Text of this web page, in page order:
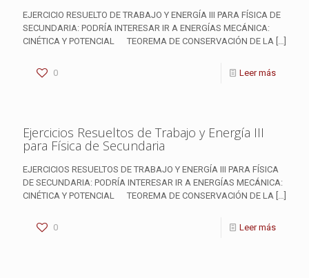
EJERCICIO RESUELTO DE TRABAJO Y ENERGÍA III PARA FÍSICA DE
SECUNDARIA: PODRÍA INTERESAR IR A ENERGÍAS MECÁNICA:
CINÉTICA Y POTENCIAL TEOREMA DE CONSERVACIÓN DE LA […]
0 Leer más
Ejercicios Resueltos de Trabajo y Energía III
para Física de Secundaria
EJERCICIOS RESUELTOS DE TRABAJO Y ENERGÍA III PARA FÍSICA
DE SECUNDARIA: PODRÍA INTERESAR IR A ENERGÍAS MECÁNICA:
CINÉTICA Y POTENCIAL TEOREMA DE CONSERVACIÓN DE LA […]
0 Leer más